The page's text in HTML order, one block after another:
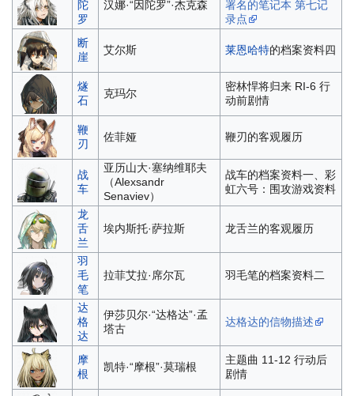
陀
罗
汉娜·“因陀罗”·杰克森
署名的笔记本 第七记
录点
断
崖
艾尔斯 莱恩哈特的档案资料四
燧
石
克玛尔
密林悍将归来 RI-6 行
动前剧情
鞭
刃
佐菲娅 鞭刃的客观履历
战
车
亚历山大·塞纳维耶夫
（Alexsandr
Senaviev）
战车的档案资料一、彩
虹六号：围攻游戏资料
龙
舌
兰
埃内斯托·萨拉斯 龙舌兰的客观履历
羽
毛
笔
拉菲艾拉·席尔瓦 羽毛笔的档案资料二
达
格
达
伊莎贝尔·“达格达”·孟
塔古
达格达的信物描述
摩
根
凯特·“摩根”·莫瑞根
主题曲 11-12 行动后
剧情